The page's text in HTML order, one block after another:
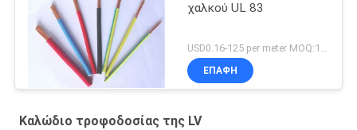
χαλκού UL 83
USD0.16-125 per meter MOQ:1000M
ΕΠΑΦΉ
Καλώδιο τροφοδοσίας της LV